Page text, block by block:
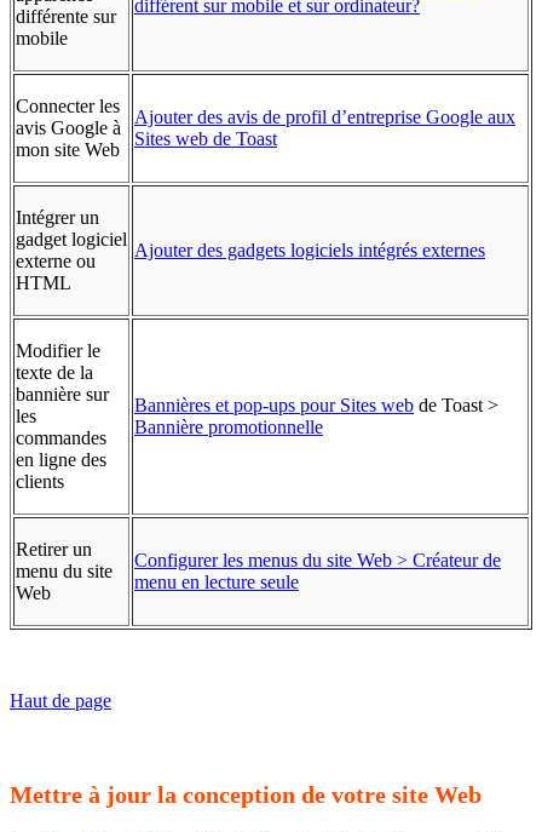
différente sur
mobile
différent sur mobile et sur ordinateur?
Connecter les
avis Google à
mon site Web
Ajouter des avis de profil d’entreprise Google aux
Sites web de Toast
Intégrer un
gadget logiciel
externe ou
HTML
Ajouter des gadgets logiciels intégrés externes
Modifier le
texte de la
bannière sur
les
commandes
en ligne des
clients
Bannières et pop-ups pour Sites web de Toast >
Bannière promotionnelle
Retirer un
menu du site
Web
Configurer les menus du site Web > Créateur de
menu en lecture seule
Haut de page
Mettre à jour la conception de votre site Web